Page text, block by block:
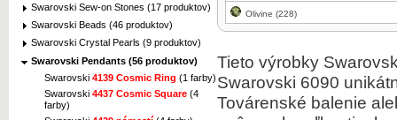
Swarovski Sew-on Stones (17 produktov)
Swarovski Beads (46 produktov)
Swarovski Crystal Pearls (9 produktov)
Swarovski Pendants (56 produktov)
Swarovski 4139 Cosmic Ring (1 farby)
Swarovski 4437 Cosmic Square (4
farby)
Olivine (228)
Tieto výrobky
Swarovski 6090
Továrenské balenie